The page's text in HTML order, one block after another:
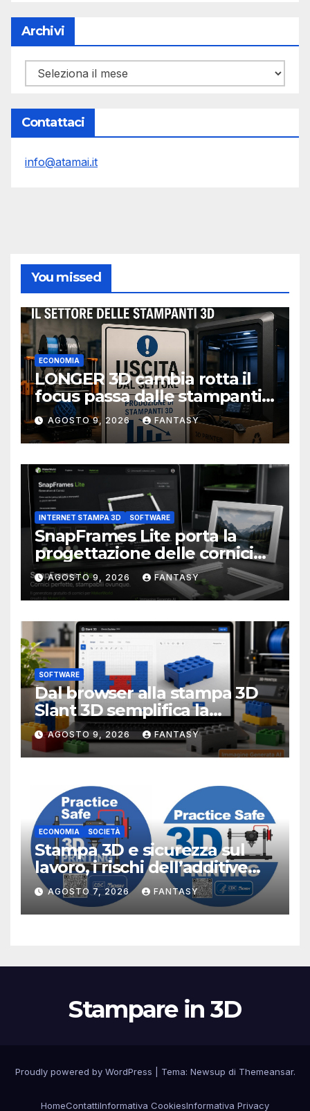
Archivi
Archivi
Contattaci
info@atamai.it
You missed
ECONOMIA
LONGER 3D cambia rotta il
focus passa dalle stampanti
3D alla stampa UV?
AGOSTO 9, 2026 FANTASY
INTERNET STAMPA 3D SOFTWARE
SnapFrames Lite porta la
progettazione delle cornici
personalizzate direttamente
nel browser
AGOSTO 9, 2026 FANTASY
SOFTWARE
Dal browser alla stampa 3D
Slant 3D semplifica la
creazione di mattoncini
compatibili LEGO
AGOSTO 9, 2026 FANTASY
ECONOMIA SOCIETÀ
Stampa 3D e sicurezza sul
lavoro, i rischi dell’additive
manufacturing secondo
NIOSH
AGOSTO 7, 2026 FANTASY
Stampare in 3D
Proudly powered by WordPress Tema: Newsup di Themeansar.
HomeContattiInformativa CookiesInformativa Privacy